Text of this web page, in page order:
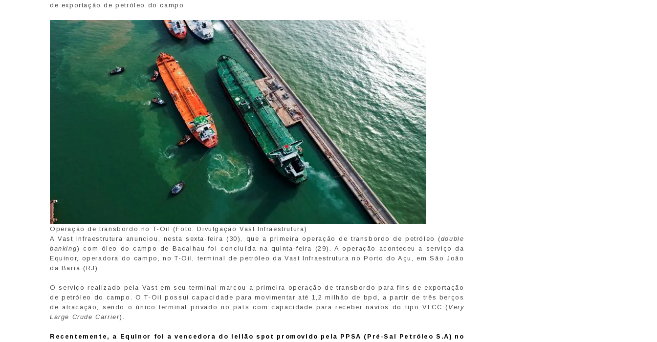
de exportação de petróleo do campo
Operação de transbordo no T-Oil (Foto: Divulgação Vast Infraestrutura)
A Vast Infraestrutura anunciou, nesta sexta-feira (30), que a primeira operação de transbordo de petróleo (double
banking) com óleo do campo de Bacalhau foi concluída na quinta-feira (29). A operação aconteceu a serviço da
Equinor, operadora do campo, no T-Oil, terminal de petróleo da Vast Infraestrutura no Porto do Açu, em São João
da Barra (RJ).
O serviço realizado pela Vast em seu terminal marcou a primeira operação de transbordo para fins de exportação
de petróleo do campo. O T-Oil possui capacidade para movimentar até 1,2 milhão de bpd, a partir de três berços
de atracação, sendo o único terminal privado no país com capacidade para receber navios do tipo VLCC ( Very
Large Crude Carrier).
Recentemente, a Equinor foi a vencedora do leilão spot promovido pela PPSA (Pré-Sal Petróleo S.A) no